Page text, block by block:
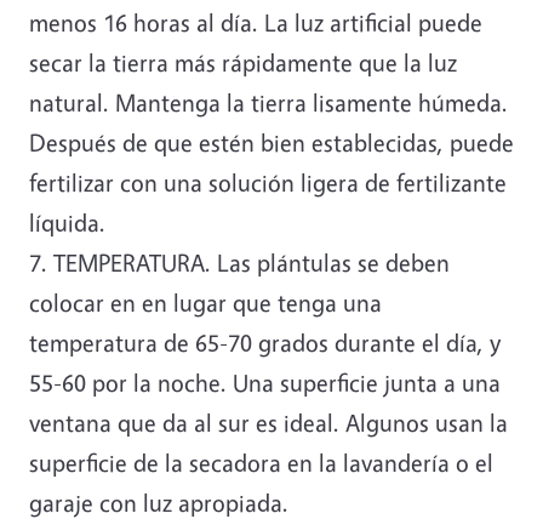
menos 16 horas al día. La luz artificial puede
secar la tierra más rápidamente que la luz
natural. Mantenga la tierra lisamente húmeda.
Después de que estén bien establecidas, puede
fertilizar con una solución ligera de fertilizante
líquida.
7. TEMPERATURA. Las plántulas se deben
colocar en en lugar que tenga una
temperatura de 65-70 grados durante el día, y
55-60 por la noche. Una superficie junta a una
ventana que da al sur es ideal. Algunos usan la
superficie de la secadora en la lavandería o el
garaje con luz apropiada.